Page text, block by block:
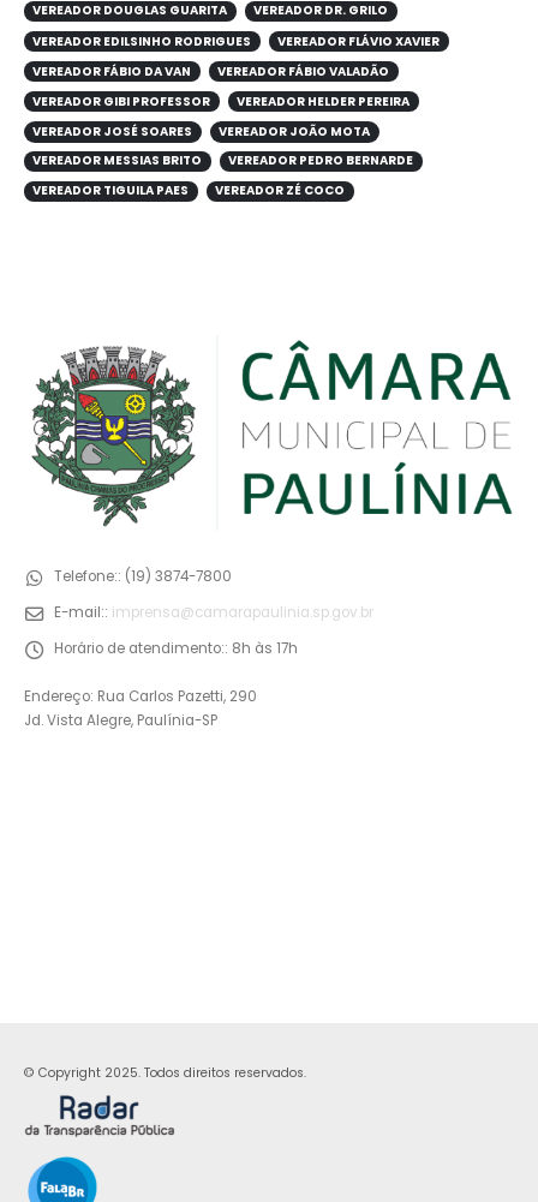
VEREADOR DOUGLAS GUARITA
VEREADOR DR. GRILO
VEREADOR EDILSINHO RODRIGUES
VEREADOR FLÁVIO XAVIER
VEREADOR FÁBIO DA VAN
VEREADOR FÁBIO VALADÃO
VEREADOR GIBI PROFESSOR
VEREADOR HELDER PEREIRA
VEREADOR JOSÉ SOARES
VEREADOR JOÃO MOTA
VEREADOR MESSIAS BRITO
VEREADOR PEDRO BERNARDE
VEREADOR TIGUILA PAES
VEREADOR ZÉ COCO
Telefone:: (19) 3874-7800
E-mail:: imprensa@camarapaulinia.sp.gov.br
Horário de atendimento:: 8h às 17h
Endereço: Rua Carlos Pazetti, 290
Jd. Vista Alegre, Paulínia-SP
© Copyright 2025. Todos direitos reservados.